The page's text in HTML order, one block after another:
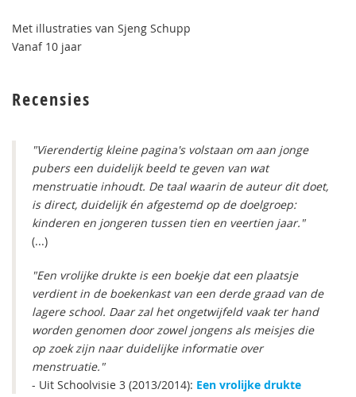
Met illustraties van Sjeng Schupp
Vanaf 10 jaar
Recensies
"Vierendertig kleine pagina's volstaan om aan jonge
pubers een duidelijk beeld te geven van wat
menstruatie inhoudt. De taal waarin de auteur dit doet,
is direct, duidelijk én afgestemd op de doelgroep:
kinderen en jongeren tussen tien en veertien jaar."
(...)
"Een vrolijke drukte is een boekje dat een plaatsje
verdient in de boekenkast van een derde graad van de
lagere school. Daar zal het ongetwijfeld vaak ter hand
worden genomen door zowel jongens als meisjes die
op zoek zijn naar duidelijke informatie over
menstruatie."
- Uit Schoolvisie 3 (2013/2014): Een vrolijke drukte